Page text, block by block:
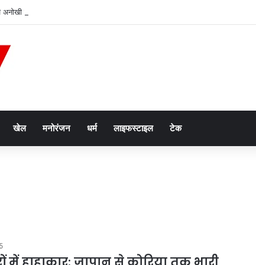
पहल, अब हर शुक्रवार को होगा मुख्यमंत्री जन विश्वास अभियान
खेल मनोरंजन धर्म लाइफस्टाइल टेक